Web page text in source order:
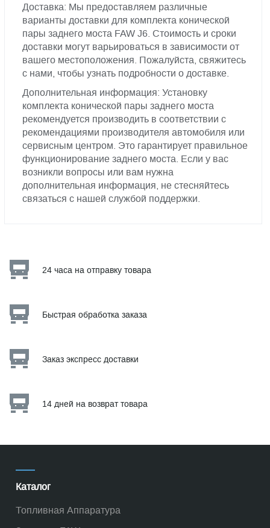
Доставка: Мы предоставляем различные
варианты доставки для комплекта конической
пары заднего моста FAW J6. Стоимость и сроки
доставки могут варьироваться в зависимости от
вашего местоположения. Пожалуйста, свяжитесь
с нами, чтобы узнать подробности о доставке.
Дополнительная информация: Установку
комплекта конической пары заднего моста
рекомендуется производить в соответствии с
рекомендациями производителя автомобиля или
сервисным центром. Это гарантирует правильное
функционирование заднего моста. Если у вас
возникли вопросы или вам нужна
дополнительная информация, не стесняйтесь
связаться с нашей службой поддержки.
24 часа на отправку товара
Быстрая обработка заказа
Заказ экспресс доставки
14 дней на возврат товара
Каталог
Топливная Аппаратура